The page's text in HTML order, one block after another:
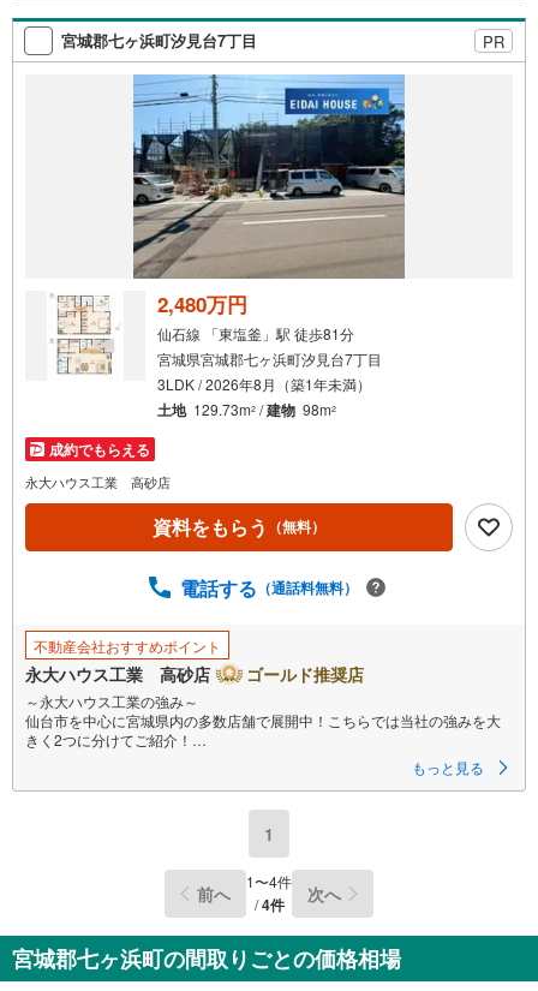
で、どうぞお気軽にお問い合わせください！
宮城郡七ヶ浜町汐見台7丁目 PR
2,480万円
仙石線 「東塩釜」駅 徒歩81分
宮城県宮城郡七ヶ浜町汐見台7丁目
3LDK / 2026年8月（築1年未満）
土地 129.73m2 /建物 98m2
成約でもらえる
永大ハウス工業 高砂店
資料をもらう （無料）
電話する （通話料無料）
不動産会社おすすめポイント
永大ハウス工業 高砂店 ゴールド推奨店
～永大ハウス工業の強み～
仙台市を中心に宮城県内の多数店舗で展開中！こちらでは当社の強みを大
きく2つに分けてご紹介！
戸建・マンション・土地...と種別を問わず不動産を取り扱っております。
更に教育施設や商業施設、子育て環境や行政などの地域情報を総合し、お
客様により良い物件選びをして頂けるよう、しっかりとサポートさせて頂
2.＜経験豊富なスタッフ＞
当社では【購入】【売却】【引っ越し】【リフォーム】など住宅に関する
様々なご質問はもちろん、ご購入時に気になる住宅ローン各種税金につい
ても、誠心誠意ご説明させて頂きます。
もっと見る
1
前へ 1〜4件
/4件 次へ
宮城郡七ヶ浜町の間取りごとの価格相場